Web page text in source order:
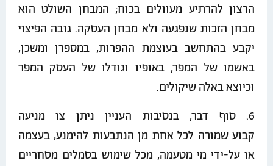
הרצון להרתיע מעוולים בכוח; המבחן השולט הוא
מבחן הזכות שנפגעה ולא מבחן העסקה. גובה הפיצוי
יקבע בהתחשב בעוצמת ההפרות, במספרן ומשכן,
באשמו של המפר, באופיו וגודלו של העסק המפר
וכיוצא באלה שיקולים.
6. סוף דבר, בנסיבות העניין ניתן צו מניעה
קבוע שמורה לכל אחת מן הנתבעות להימנע, בעצמה
או על-ידי מי מטעמה, מכל שימוש בסמלים מסחריים